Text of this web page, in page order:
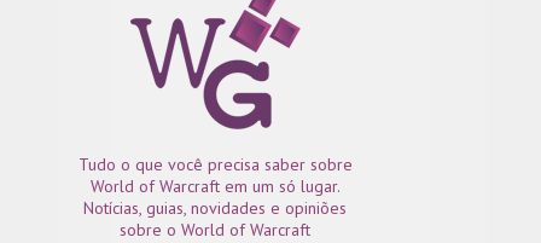
Tudo o que você precisa saber sobre
World of Warcraft em um só lugar.
Notícias, guias, novidades e opiniões
sobre o World of Warcraft